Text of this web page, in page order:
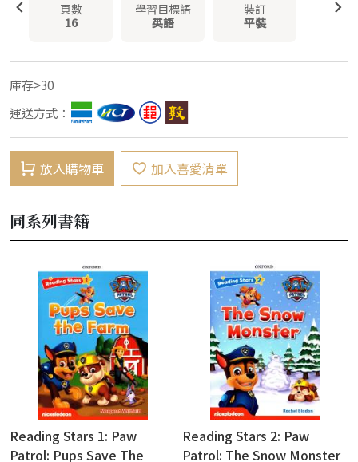
頁數
16
學習目標語
英語
裝訂
平裝
庫存>30
運送方式：
放入購物車 加入喜愛清單
同系列書籍
Reading Stars 1: Paw
Patrol: Pups Save The
Reading Stars 2: Paw
Patrol: The Snow Monster